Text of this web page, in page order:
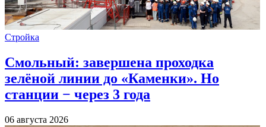
Стройка
Смольный: завершена проходка
зелёной линии до «Каменки». Но
станции − через 3 года
06 августа 2026